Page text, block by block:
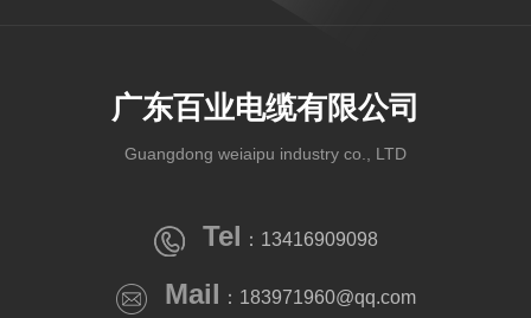
广东百业电缆有限公司
Guangdong weiaipu industry co., LTD
Tel ：13416909098
Mail ：183971960@qq.com